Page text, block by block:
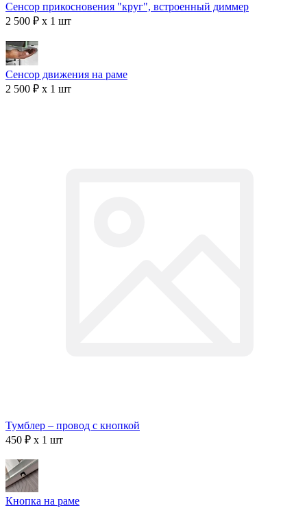
Сенсор прикосновения "круг", встроенный диммер
2 500 ₽ x 1 шт
Сенсор движения на раме
2 500 ₽ x 1 шт
Тумблер – провод с кнопкой
450 ₽ x 1 шт
Кнопка на раме